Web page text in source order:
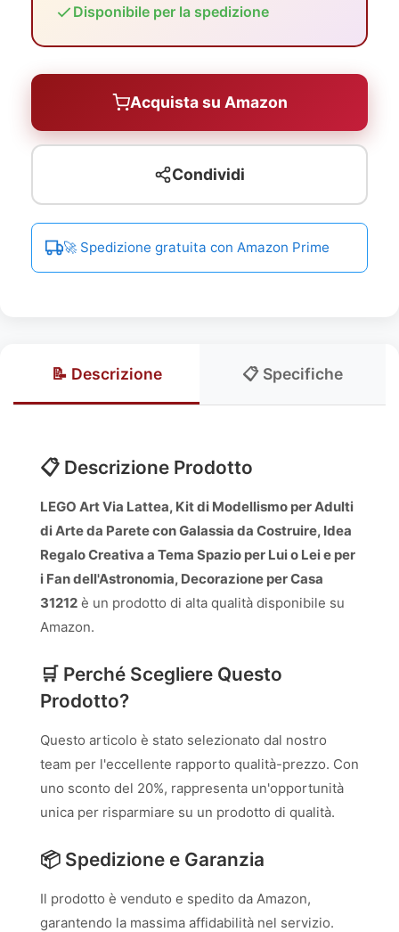
Disponibile per la spedizione
Acquista su Amazon
Condividi
🚀 Spedizione gratuita con Amazon Prime
📝 Descrizione 📋 Specifiche
📋 Descrizione Prodotto
LEGO Art Via Lattea, Kit di Modellismo per Adulti
di Arte da Parete con Galassia da Costruire, Idea
Regalo Creativa a Tema Spazio per Lui o Lei e per
i Fan dell'Astronomia, Decorazione per Casa
31212 è un prodotto di alta qualità disponibile su
Amazon.
🛒 Perché Scegliere Questo
Prodotto?
Questo articolo è stato selezionato dal nostro
team per l'eccellente rapporto qualità-prezzo. Con
uno sconto del 20%, rappresenta un'opportunità
unica per risparmiare su un prodotto di qualità.
📦 Spedizione e Garanzia
Il prodotto è venduto e spedito da Amazon,
garantendo la massima affidabilità nel servizio.